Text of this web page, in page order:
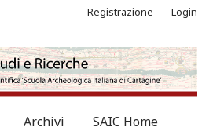
Archivi
SAIC Home
Registrazione Login